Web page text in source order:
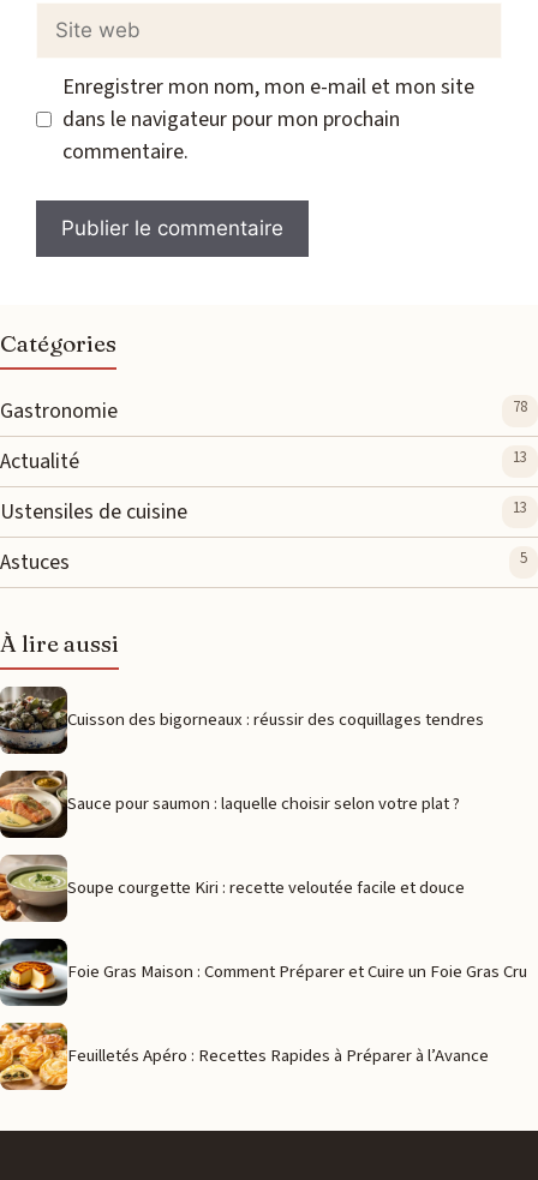
Site
Enregistrer mon nom, mon e-mail et mon site
dans le navigateur pour mon prochain
commentaire.
Catégories
Gastronomie 78
Actualité 13
Ustensiles de cuisine 13
Astuces 5
À lire aussi
Cuisson des bigorneaux : réussir des coquillages tendres
Sauce pour saumon : laquelle choisir selon votre plat ?
Soupe courgette Kiri : recette veloutée facile et douce
Foie Gras Maison : Comment Préparer et Cuire un Foie Gras Cru
Feuilletés Apéro : Recettes Rapides à Préparer à l’Avance